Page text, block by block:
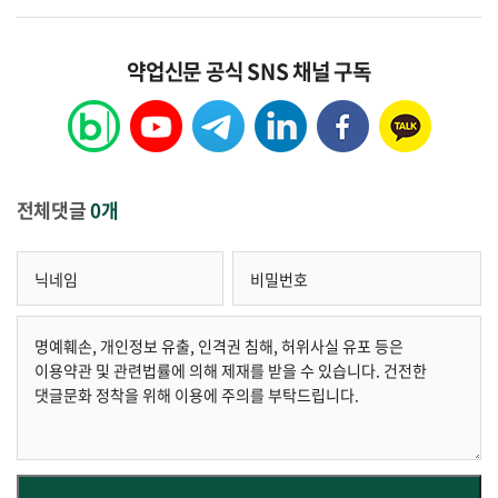
약업신문 공식 SNS 채널 구독
전체댓글0개